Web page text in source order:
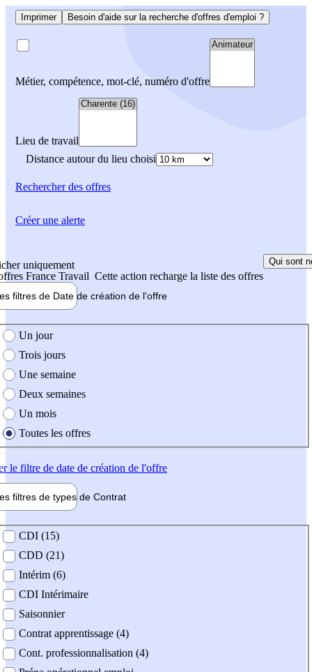
Imprimer Besoin d'aide sur la recherche d'offres d'emploi ?
Métier, compétence, mot-clé, numéro d'offre
Lieu de travail
Distance autour du lieu choisi
Rechercherdes offres
uniquement
France Travail Cette action recharge la liste des offres
Qui sont
filtres de Date de création de l'offre
création de l'offre
Un jour
Trois jours
Une semaine
Deux semaines
Un mois
Toutes les offres
le filtre de date de création de l'offre
filtres de types de Contrat
contrat
CDI (15)
CDD (21)
Intérim (6)
CDI Intérimaire
Saisonnier
Contrat apprentissage (4)
Cont. professionnalisation (4)
Créer une alerte